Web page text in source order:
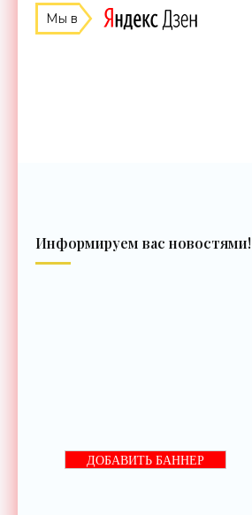
Мы в
Информируем вас новостями!
ДОБАВИТЬ БАННЕР